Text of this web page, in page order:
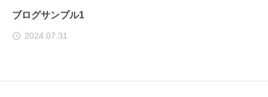
ブログサンプル1
2024.07.31